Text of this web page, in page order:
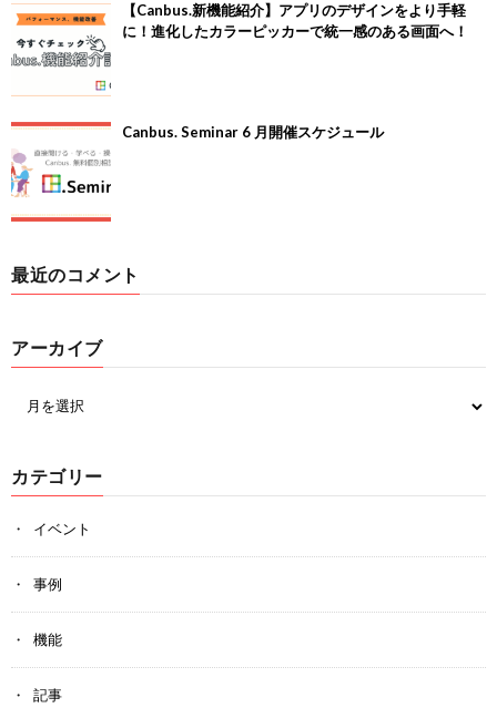
【Canbus.新機能紹介】アプリのデザインをより手軽
に！進化したカラーピッカーで統一感のある画面へ！
Canbus. Seminar 6 月開催スケジュール
最近のコメント
アーカイブ
カテゴリー
イベント
事例
機能
記事